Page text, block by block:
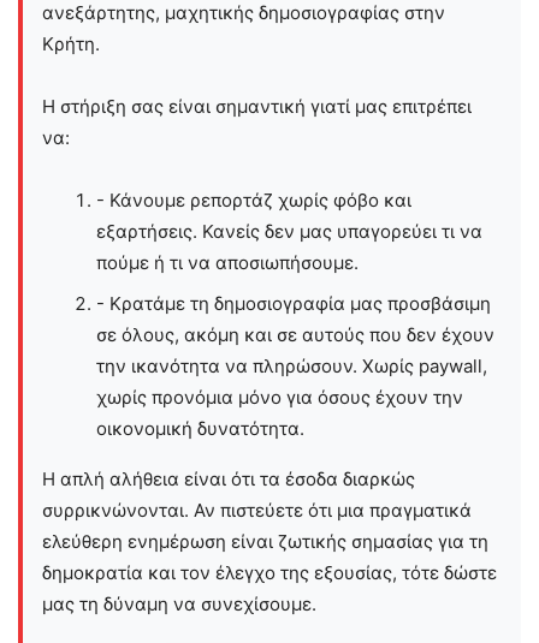
ανεξάρτητης, μαχητικής δημοσιογραφίας στην
Kρήτη.
Η στήριξη σας είναι σημαντική γιατί μας επιτρέπει
να:
- Κάνουμε ρεπορτάζ χωρίς φόβο και
εξαρτήσεις. Κανείς δεν μας υπαγορεύει τι να
πούμε ή τι να αποσιωπήσουμε.
- Κρατάμε τη δημοσιογραφία μας προσβάσιμη
σε όλους, ακόμη και σε αυτούς που δεν έχουν
την ικανότητα να πληρώσουν. Χωρίς paywall,
χωρίς προνόμια μόνο για όσους έχουν την
οικονομική δυνατότητα.
Η απλή αλήθεια είναι ότι τα έσοδα διαρκώς
συρρικνώνονται. Αν πιστεύετε ότι μια πραγματικά
ελεύθερη ενημέρωση είναι ζωτικής σημασίας για τη
δημοκρατία και τον έλεγχο της εξουσίας, τότε δώστε
μας τη δύναμη να συνεχίσουμε.